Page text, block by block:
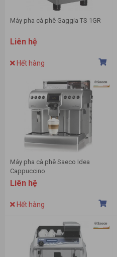
Máy pha cà phê Gaggia TS 1GR
Liên hệ
Hết hàng
Máy pha cà phê Saeco Idea
Cappuccino
Liên hệ
Hết hàng